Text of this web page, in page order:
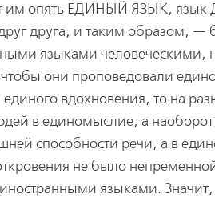
им опять ЕДИНЫЙ ЯЗЫК, язык
друга, и таким образом, —
языками человеческими,
они проповедовали
вдохновения, то на
в единомыслие, а
способности речи, а в
не было
языками. Значит,